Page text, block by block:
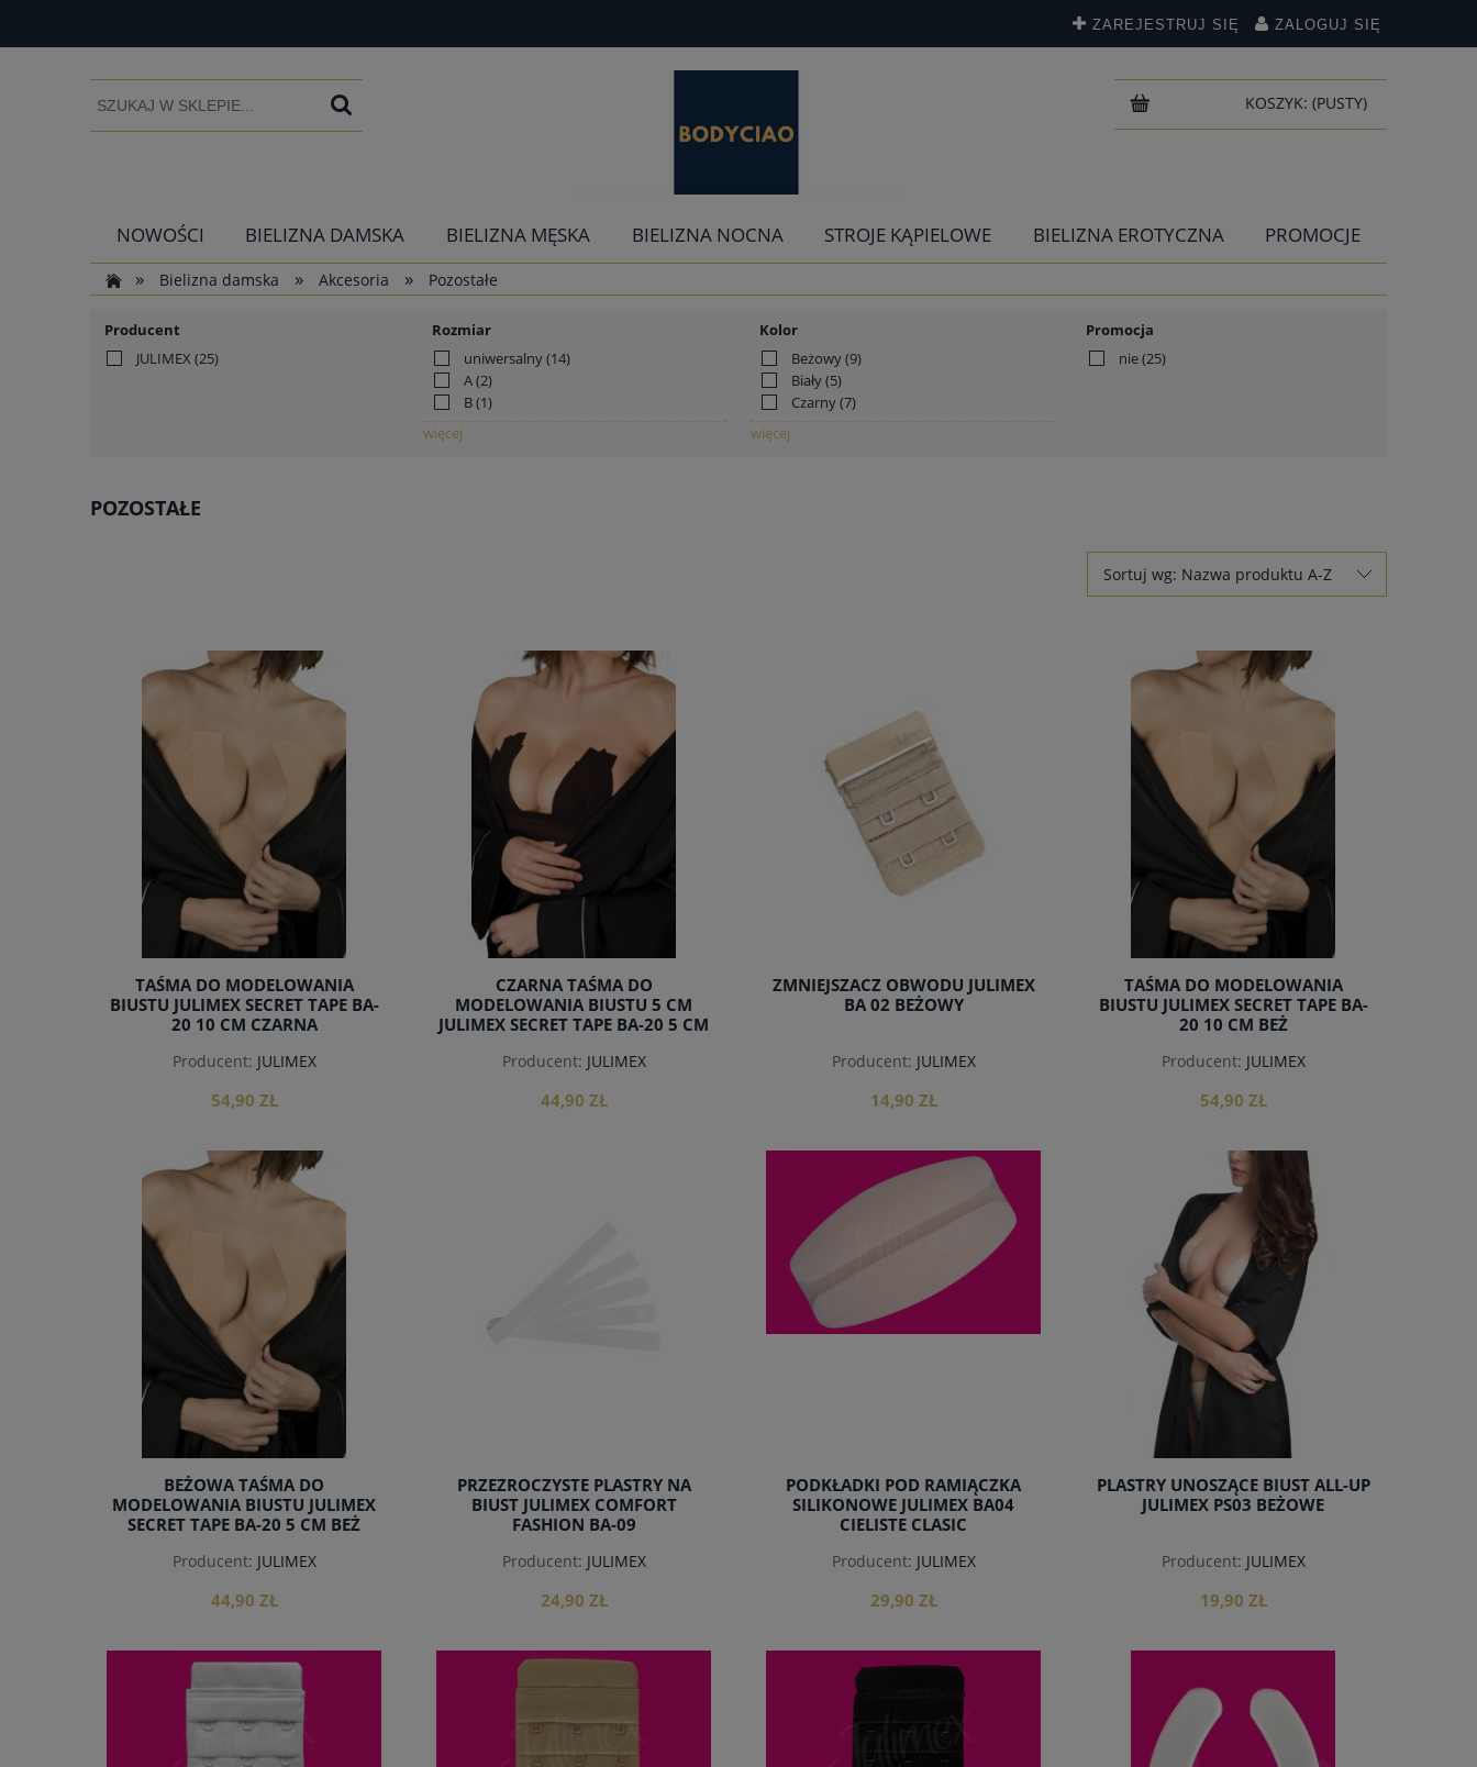
ZAREJESTRUJ SIĘ ZALOGUJ SIĘ
KOSZYK: (PUSTY)
NOWOŚCI BIELIZNA DAMSKA BIELIZNA MĘSKA BIELIZNA NOCNA STROJE KĄPIELOWE BIELIZNA EROTYCZNA
PROMOCJE
»
Bielizna damska » Akcesoria » Pozostałe
Producent
JULIMEX (25)
Rozmiar
uniwersalny(14)
A(2)
B(1)
więcej
Kolor
Beżowy(9)
Biały(5)
Czarny(7)
więcej
Promocja
nie(25)
POZOSTAŁE
Sortuj wg: Nazwa produktu A-Z
TAŚMA DO MODELOWANIA
BIUSTU JULIMEX SECRET TAPE BA-
20 10 CM CZARNA
Producent: JULIMEX
54,90 ZŁ
CZARNA TAŚMA DO
MODELOWANIA BIUSTU 5 CM
JULIMEX SECRET TAPE BA-20 5 CM
Producent: JULIMEX
44,90 ZŁ
ZMNIEJSZACZ OBWODU JULIMEX
BA 02 BEŻOWY
Producent: JULIMEX
14,90 ZŁ
do koszyka
TAŚMA DO MODELOWANIA
BIUSTU JULIMEX SECRET TAPE BA-
20 10 CM BEŻ
Producent: JULIMEX
54,90 ZŁ
do koszyka
BEŻOWA TAŚMA DO
MODELOWANIA BIUSTU JULIMEX
SECRET TAPE BA-20 5 CM BEŻ
Producent: JULIMEX
44,90 ZŁ
PRZEZROCZYSTE PLASTRY NA
BIUST JULIMEX COMFORT
FASHION BA-09
Producent: JULIMEX
24,90 ZŁ
PODKŁADKI POD RAMIĄCZKA
SILIKONOWE JULIMEX BA04
CIELISTE CLASIC
Producent: JULIMEX
29,90 ZŁ
do koszyka
PLASTRY UNOSZĄCE BIUST ALL-UP
JULIMEX PS03 BEŻOWE
Producent: JULIMEX
19,90 ZŁ
do koszyka